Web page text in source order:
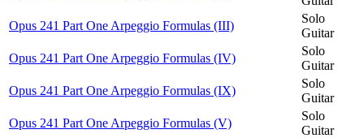
Opus 241 Part One Arpeggio Formulas (III)
Solo
Guitar
Opus 241 Part One Arpeggio Formulas (IV)
Solo
Guitar
Opus 241 Part One Arpeggio Formulas (IX)
Solo
Guitar
Opus 241 Part One Arpeggio Formulas (V)
Solo
Guitar